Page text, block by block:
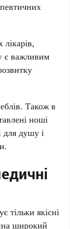
є важливим
Також в
ноші
для душу і
тільки якісні
широкий